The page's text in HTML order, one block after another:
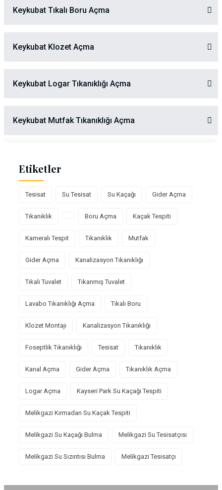
Keykubat Tıkalı Boru Açma
Keykubat Klozet Açma
Keykubat Logar Tıkanıklığı Açma
Keykubat Mutfak Tıkanıklığı Açma
Etiketler
Tesisat Su Tesisat Su Kaçağı Gider Açma
Tıkanıklık Boru Açma Kaçak Tespiti
Kameralı Tespit Tıkanıklık Mutfak
Gider Açma Kanalizasyon Tıkanıklığı
Tıkalı Tuvalet Tıkanmış Tuvalet
Lavabo Tıkanıklığı Açma Tıkalı Boru
Klozet Montajı Kanalizasyon Tıkanıklığı
Foseptlik Tıkanıklığı Tesisat Tıkanıklık
Kanal Açma Gider Açma Tıkanıklık Açma
Logar Açma Kayseri Park Su Kaçağı Tespiti
Melikgazi Kırmadan Su Kaçak Tespiti
Melikgazi Su Kaçağı Bulma Melikgazi Su Tesisatçısı
Melikgazi Su Sızıntısı Bulma Melikgazi Tesisatçı